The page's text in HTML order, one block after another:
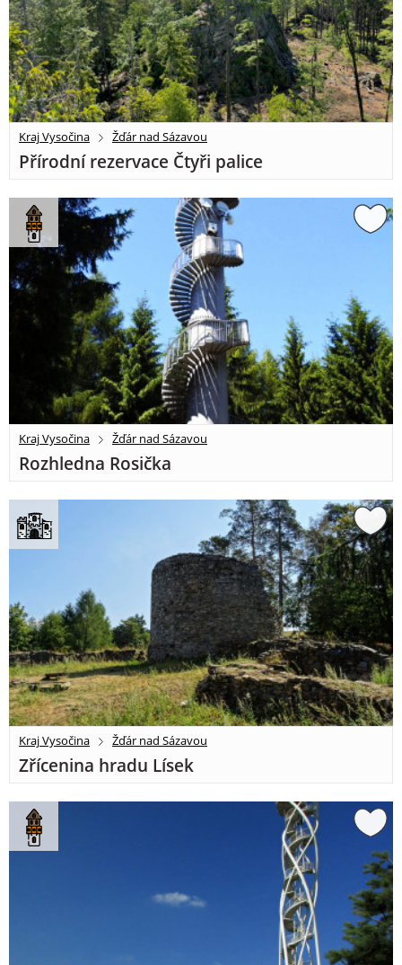
Kraj Vysočina Žďár nad Sázavou
Přírodní rezervace Čtyři palice
Kraj Vysočina Žďár nad Sázavou
Rozhledna Rosička
Kraj Vysočina Žďár nad Sázavou
Zřícenina hradu Lísek